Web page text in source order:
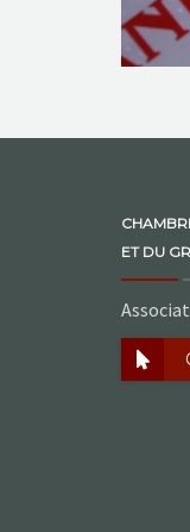
ET DU